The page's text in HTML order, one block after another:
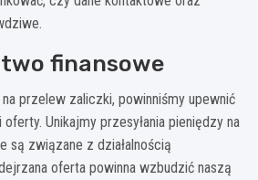
finansowe
przelew zaliczki, powinniśmy upewnić
Unikajmy przesyłania pieniędzy na
są związane z działalnością
oferta powinna wzbudzić naszą